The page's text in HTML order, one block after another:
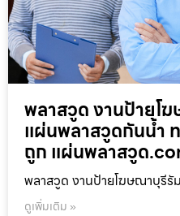
พลาสวูด งานป้ายโ
แผ่นพลาสวูดกันน้ำ
ถูก แผ่นพลาสวูด
พลาสวูด งานป้ายโฆษณาบุรีรั
ดูเพิ่มเติม »